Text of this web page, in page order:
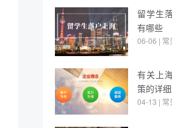
留学生
有哪些
06-06 | 常
有关上
策的详
04-13 | 常